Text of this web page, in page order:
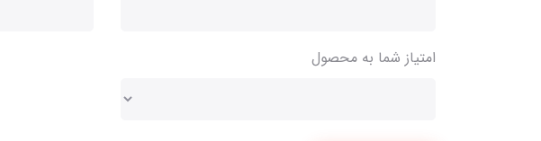
امتیاز شما به محصول